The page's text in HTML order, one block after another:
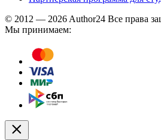
© 2012 — 2026 Author24 Все права
Мы принимаем: